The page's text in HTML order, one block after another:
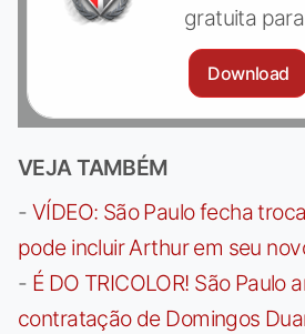
gratuita
Download
VEJA TAMBÉM
- VÍDEO: São Paulo fecha
pode incluir Arthur em seu
- É DO TRICOLOR! São Paulo
contratação de Domingos